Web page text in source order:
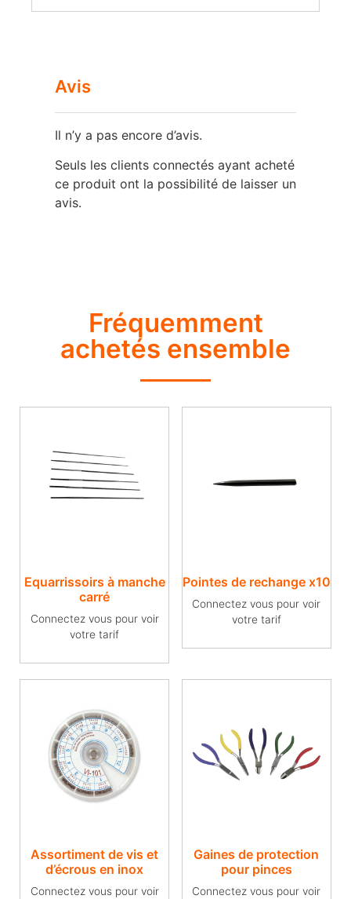
Avis
Il n’y a pas encore d’avis.
Seuls les clients connectés ayant acheté
ce produit ont la possibilité de laisser un
avis.
Fréquemment
achetés ensemble
Equarrissoirs à manche
carré
Connectez vous pour voir
votre tarif
Pointes de rechange x10
Connectez vous pour voir
votre tarif
Assortiment de vis et
d’écrous en inox
Connectez vous pour voir
Gaines de protection
pour pinces
Connectez vous pour voir